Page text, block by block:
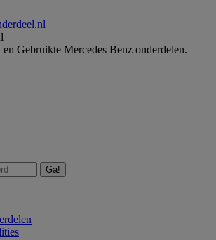
Gebruikte Mercedes Benz onderdelen.